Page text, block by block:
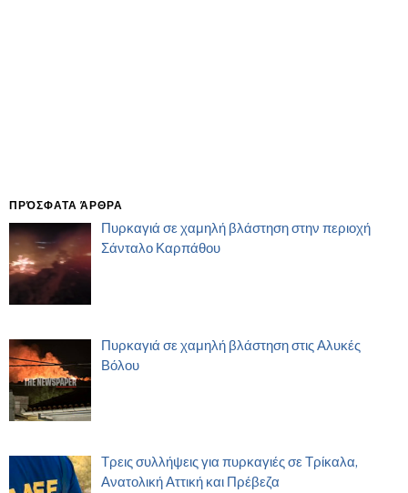
ΠΡΌΣΦΑΤΑ ΆΡΘΡΑ
Πυρκαγιά σε χαμηλή βλάστηση στην περιοχή
Σάνταλο Καρπάθου
Πυρκαγιά σε χαμηλή βλάστηση στις Αλυκές
Βόλου
Τρεις συλλήψεις για πυρκαγιές σε Τρίκαλα,
Ανατολική Αττική και Πρέβεζα